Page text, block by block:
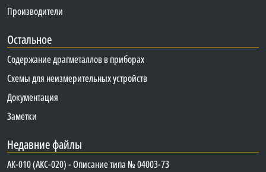
Производители
Остальное
Содержание драгметаллов в приборах
Схемы для неизмерительных устройств
Документация
Заметки
Недавние файлы
АК-010 (АКС-020) - Описание типа № 04003-73